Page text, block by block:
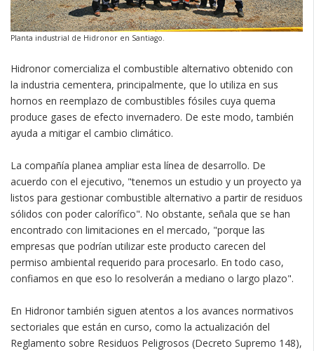
Planta industrial de Hidronor en Santiago.
Hidronor comercializa el combustible alternativo obtenido con
la industria cementera, principalmente, que lo utiliza en sus
hornos en reemplazo de combustibles fósiles cuya quema
produce gases de efecto invernadero. De este modo, también
ayuda a mitigar el cambio climático.
La compañía planea ampliar esta línea de desarrollo. De
acuerdo con el ejecutivo, "tenemos un estudio y un proyecto ya
listos para gestionar combustible alternativo a partir de residuos
sólidos con poder calorífico". No obstante, señala que se han
encontrado con limitaciones en el mercado, "porque las
empresas que podrían utilizar este producto carecen del
permiso ambiental requerido para procesarlo. En todo caso,
confiamos en que eso lo resolverán a mediano o largo plazo".
En Hidronor también siguen atentos a los avances normativos
sectoriales que están en curso, como la actualización del
Reglamento sobre Residuos Peligrosos (Decreto Supremo 148),